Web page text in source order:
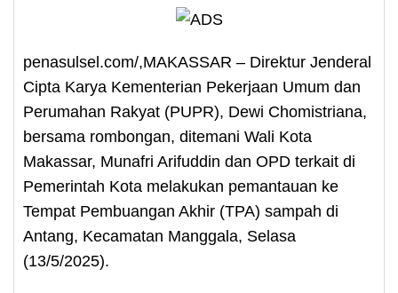
penasulsel.com/,MAKASSAR – Direktur Jenderal
Cipta Karya Kementerian Pekerjaan Umum dan
Perumahan Rakyat (PUPR), Dewi Chomistriana,
bersama rombongan, ditemani Wali Kota
Makassar, Munafri Arifuddin dan OPD terkait di
Pemerintah Kota melakukan pemantauan ke
Tempat Pembuangan Akhir (TPA) sampah di
Antang, Kecamatan Manggala, Selasa
(13/5/2025).